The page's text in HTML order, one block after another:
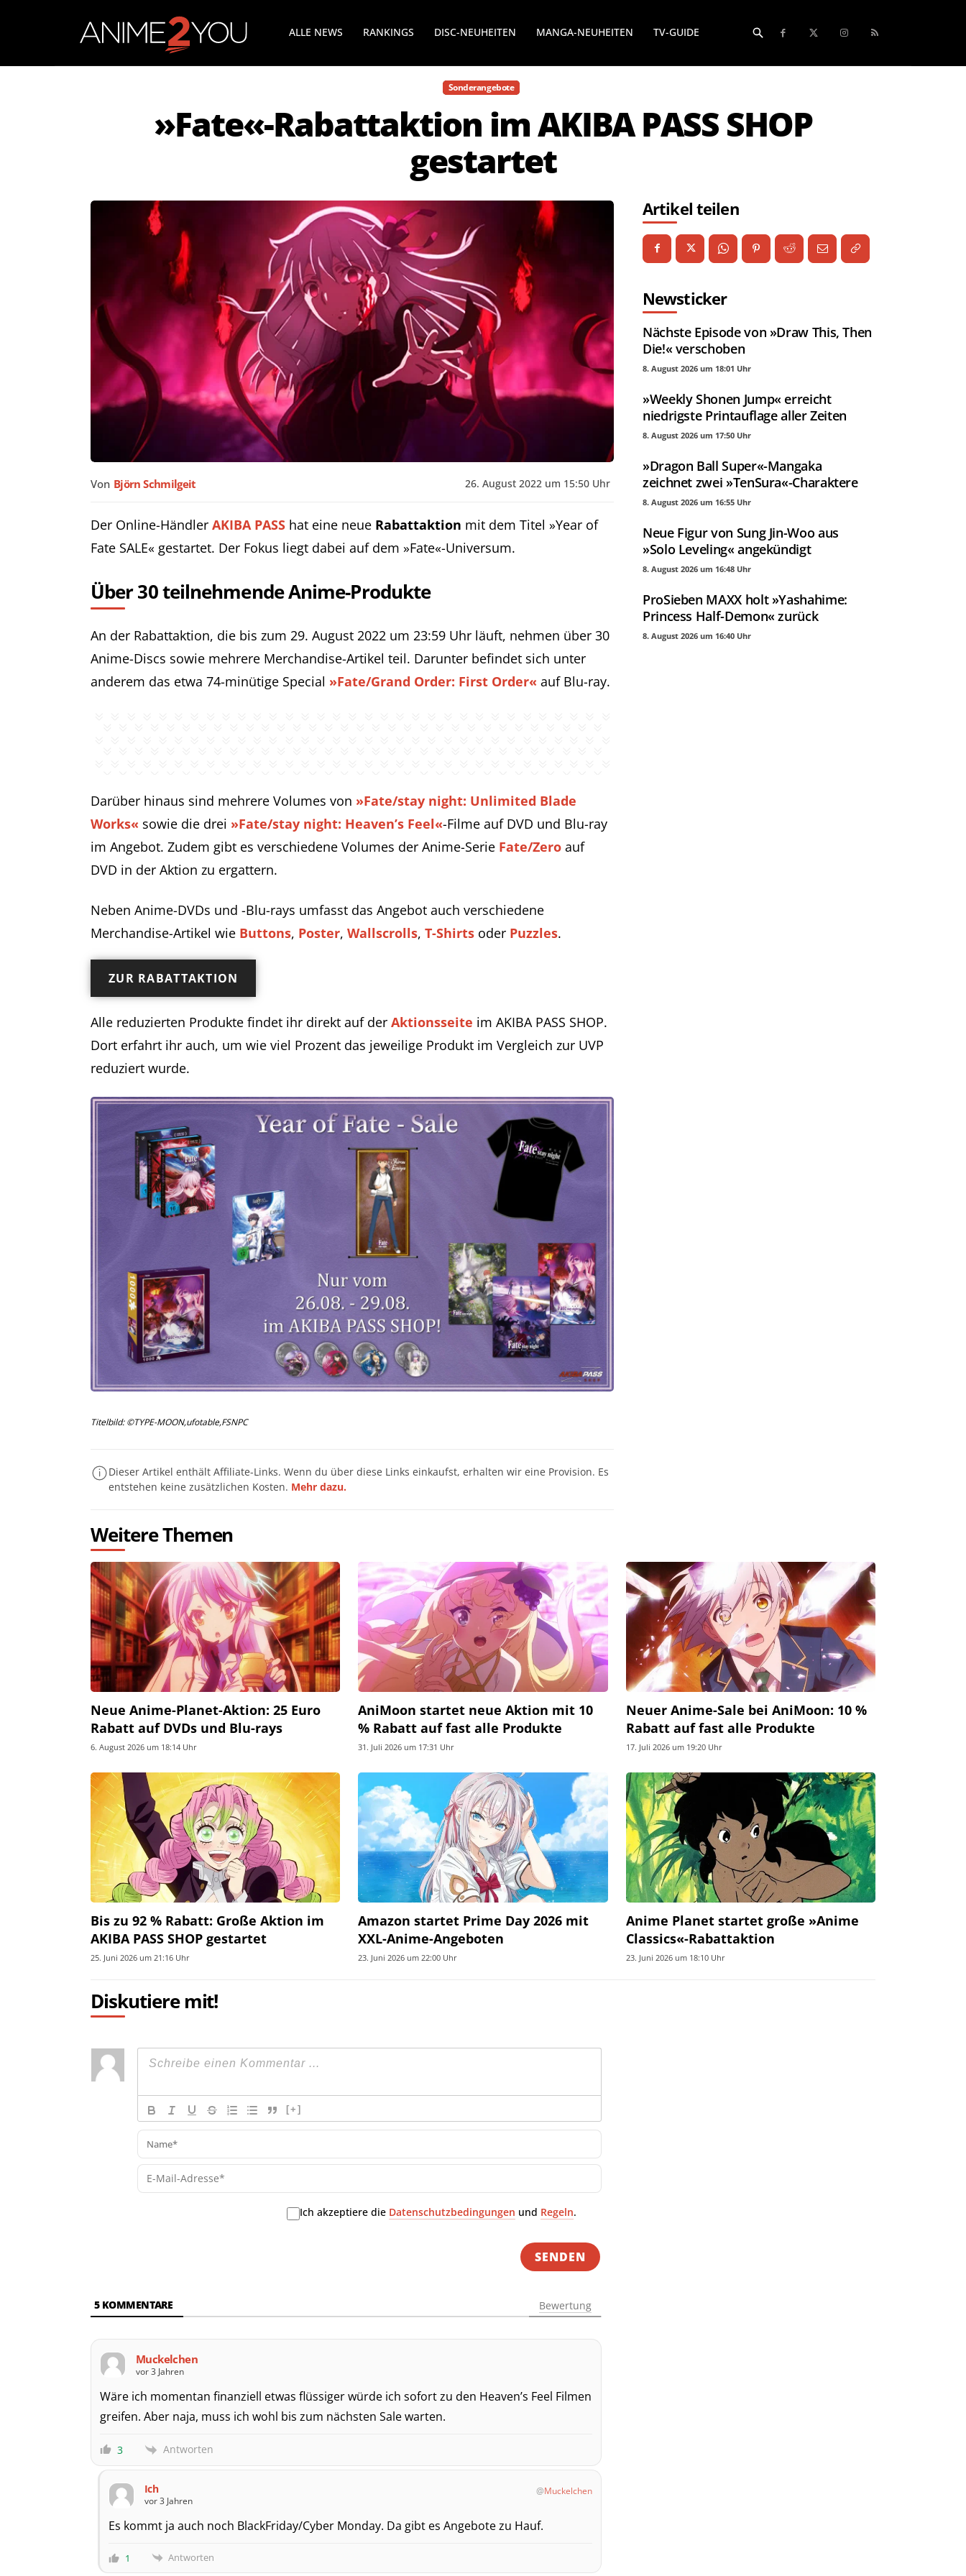
ALLE NEWS RANKINGS DISC-NEUHEITEN MANGA-NEUHEITEN TV-GUIDE
Sonderangebote
»Fate«-Rabattaktion im AKIBA PASS SHOP
gestartet
26. August 2022 um 15:50 Uhr
Von Björn Schmilgeit
Der Online-Händler AKIBA PASS hat eine neue Rabattaktion mit dem Titel »Year of
Fate SALE« gestartet. Der Fokus liegt dabei auf dem »Fate«-Universum.
Über 30 teilnehmende Anime-Produkte
An der Rabattaktion, die bis zum 29. August 2022 um 23:59 Uhr läuft, nehmen über 30
Anime-Discs sowie mehrere Merchandise-Artikel teil. Darunter befindet sich unter
anderem das etwa 74-minütige Special »Fate/Grand Order: First Order« auf Blu-ray.
Darüber hinaus sind mehrere Volumes von »Fate/stay night: Unlimited Blade
Works« sowie die drei »Fate/stay night: Heaven’s Feel«-Filme auf DVD und Blu-ray
im Angebot. Zudem gibt es verschiedene Volumes der Anime-Serie Fate/Zero auf
DVD in der Aktion zu ergattern.
Neben Anime-DVDs und -Blu-rays umfasst das Angebot auch verschiedene
Merchandise-Artikel wie Buttons, Poster, Wallscrolls, T-Shirts oder Puzzles.
ZUR RABATTAKTION
Alle reduzierten Produkte findet ihr direkt auf der Aktionsseite im AKIBA PASS SHOP.
Dort erfahrt ihr auch, um wie viel Prozent das jeweilige Produkt im Vergleich zur UVP
reduziert wurde.
Titelbild: ©TYPE-MOON,ufotable,FSNPC
Dieser Artikel enthält Affiliate-Links. Wenn du über diese Links einkaufst, erhalten wir eine Provision. Es
entstehen keine zusätzlichen Kosten. Mehr dazu.
Artikel teilen
Newsticker
Nächste Episode von »Draw This, Then
Die!« verschoben
8. August 2026 um 18:01 Uhr
»Weekly Shonen Jump« erreicht
niedrigste Printauflage aller Zeiten
8. August 2026 um 17:50 Uhr
»Dragon Ball Super«-Mangaka
zeichnet zwei »TenSura«-Charaktere
8. August 2026 um 16:55 Uhr
Neue Figur von Sung Jin-Woo aus
»Solo Leveling« angekündigt
8. August 2026 um 16:48 Uhr
ProSieben MAXX holt »Yashahime:
Princess Half-Demon« zurück
8. August 2026 um 16:40 Uhr
Weitere Themen
Neue Anime-Planet-Aktion: 25 Euro
Rabatt auf DVDs und Blu-rays
6. August 2026 um 18:14 Uhr
AniMoon startet neue Aktion mit 10
% Rabatt auf fast alle Produkte
31. Juli 2026 um 17:31 Uhr
Neuer Anime-Sale bei AniMoon: 10 %
Rabatt auf fast alle Produkte
17. Juli 2026 um 19:20 Uhr
Bis zu 92 % Rabatt: Große Aktion im
AKIBA PASS SHOP gestartet
25. Juni 2026 um 21:16 Uhr
Amazon startet Prime Day 2026 mit
XXL-Anime-Angeboten
23. Juni 2026 um 22:00 Uhr
Anime Planet startet große »Anime
Classics«-Rabattaktion
23. Juni 2026 um 18:10 Uhr
Diskutiere mit!
[+]
Name*
E-
Ich akzeptiere die Datenschutzbedingungen und Regeln.
5KOMMENTARE Bewertung
Muckelchen
vor 3 Jahren
Wäre ich momentan finanziell etwas flüssiger würde ich sofort zu den Heaven’s Feel Filmen
greifen. Aber naja, muss ich wohl bis zum nächsten Sale warten.
3 Antworten
Ich
Muckelchen
vor 3 Jahren
Es kommt ja auch noch BlackFriday/Cyber Monday. Da gibt es Angebote zu Hauf.
1 Antworten